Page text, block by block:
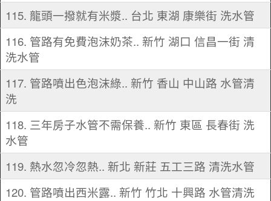
115. 龍頭一撥就有米漿.. 台北 東湖 康樂街 洗水管
116. 管路有免費泡沫奶茶.. 新竹 湖口 信昌一街 清
洗水管
117. 管路噴出色泡沫綠.. 新竹 香山 中山路 水管清
洗
118. 三年房子水管不需保養.. 新竹 東區 長春街 洗
水管
119. 熱水忽冷忽熱.. 新北 新莊 五工三路 清洗水管
120. 管路噴出西米露.. 新竹 竹北 十興路 水管清洗